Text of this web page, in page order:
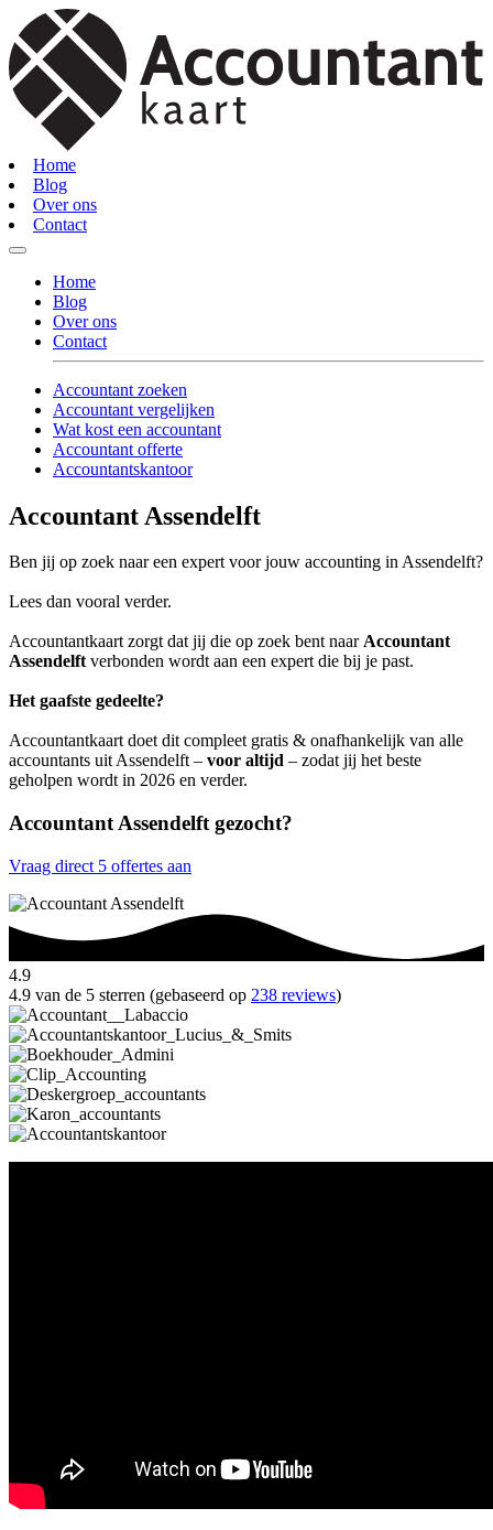
Home
Blog
Over ons
Contact
Home
Blog
Over ons
Contact
Accountant zoeken
Accountant vergelijken
Wat kost een accountant
Accountant offerte
Accountantskantoor
Accountant Assendelft
Ben jij op zoek naar een expert voor jouw accounting in Assendelft?
Lees dan vooral verder.
Accountantkaart zorgt dat jij die op zoek bent naarAccountant
Assendelftverbonden wordt aan een expert die bij je past.
Het gaafste gedeelte?
Accountantkaart doet dit compleet gratis & onafhankelijk van alle
accountants uit Assendelft – voor altijd – zodat jij het beste
geholpen wordt in 2026 en verder.
Accountant Assendelft gezocht?
Vraag direct 5 offertes aan
4.9
4.9 van de 5 sterren (gebaseerd op 238 reviews)